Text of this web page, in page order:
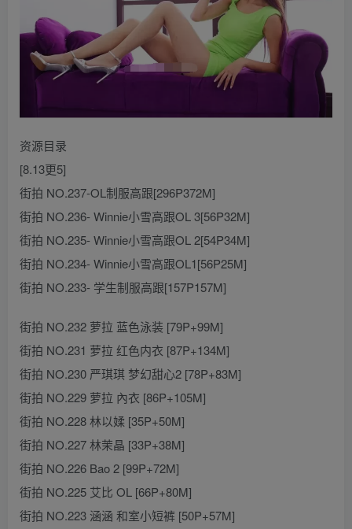
资源目录
[8.13更5]
街拍 NO.237-OL制服高跟[296P372M]
街拍 NO.236- Winnie小雪高跟OL 3[56P32M]
街拍 NO.235- Winnie小雪高跟OL 2[54P34M]
街拍 NO.234- Winnie小雪高跟OL1[56P25M]
街拍 NO.233- 学生制服高跟[157P157M]
街拍 NO.232 萝拉 蓝色泳装 [79P+99M]
街拍 NO.231 萝拉 红色内衣 [87P+134M]
街拍 NO.230 严琪琪 梦幻甜心2 [78P+83M]
街拍 NO.229 萝拉 內衣 [86P+105M]
街拍 NO.228 林以媃 [35P+50M]
街拍 NO.227 林茉晶 [33P+38M]
街拍 NO.226 Bao 2 [99P+72M]
街拍 NO.225 艾比 OL [66P+80M]
街拍 NO.223 涵涵 和室小短裤 [50P+57M]